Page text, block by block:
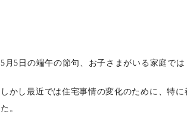
5月5日の端午の節句、お子さまがいる家庭では
しかし最近では住宅事情の変化のために、特
た。